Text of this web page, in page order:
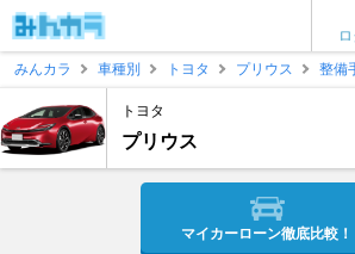
みんカラ
車種別 トヨタ プリウス 整備
トヨタ
プリウス
マイカーローン徹底比較！